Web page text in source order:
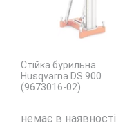
Стійка бурильна
Husqvarna DS 900
(9673016-02)
немає в наявності